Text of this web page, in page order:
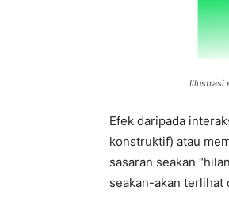
Illustrasi
Efek daripada
konstruktif) atau
sasaran seakan
seakan-akan terlihat